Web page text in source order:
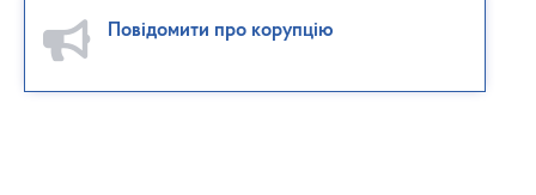
Повідомити про корупцію